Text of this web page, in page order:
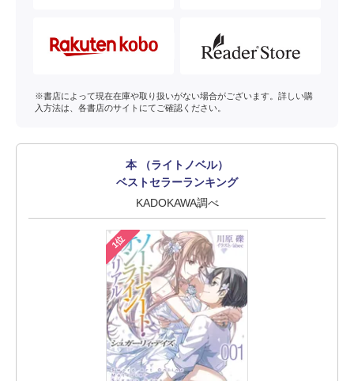
※書店によって現在在庫や取り扱いがない場合がございます。詳しい購
入方法は、各書店のサイトにてご確認ください。
本 （ライトノベル）
ベストセラーランキング
KADOKAWA調べ
1位